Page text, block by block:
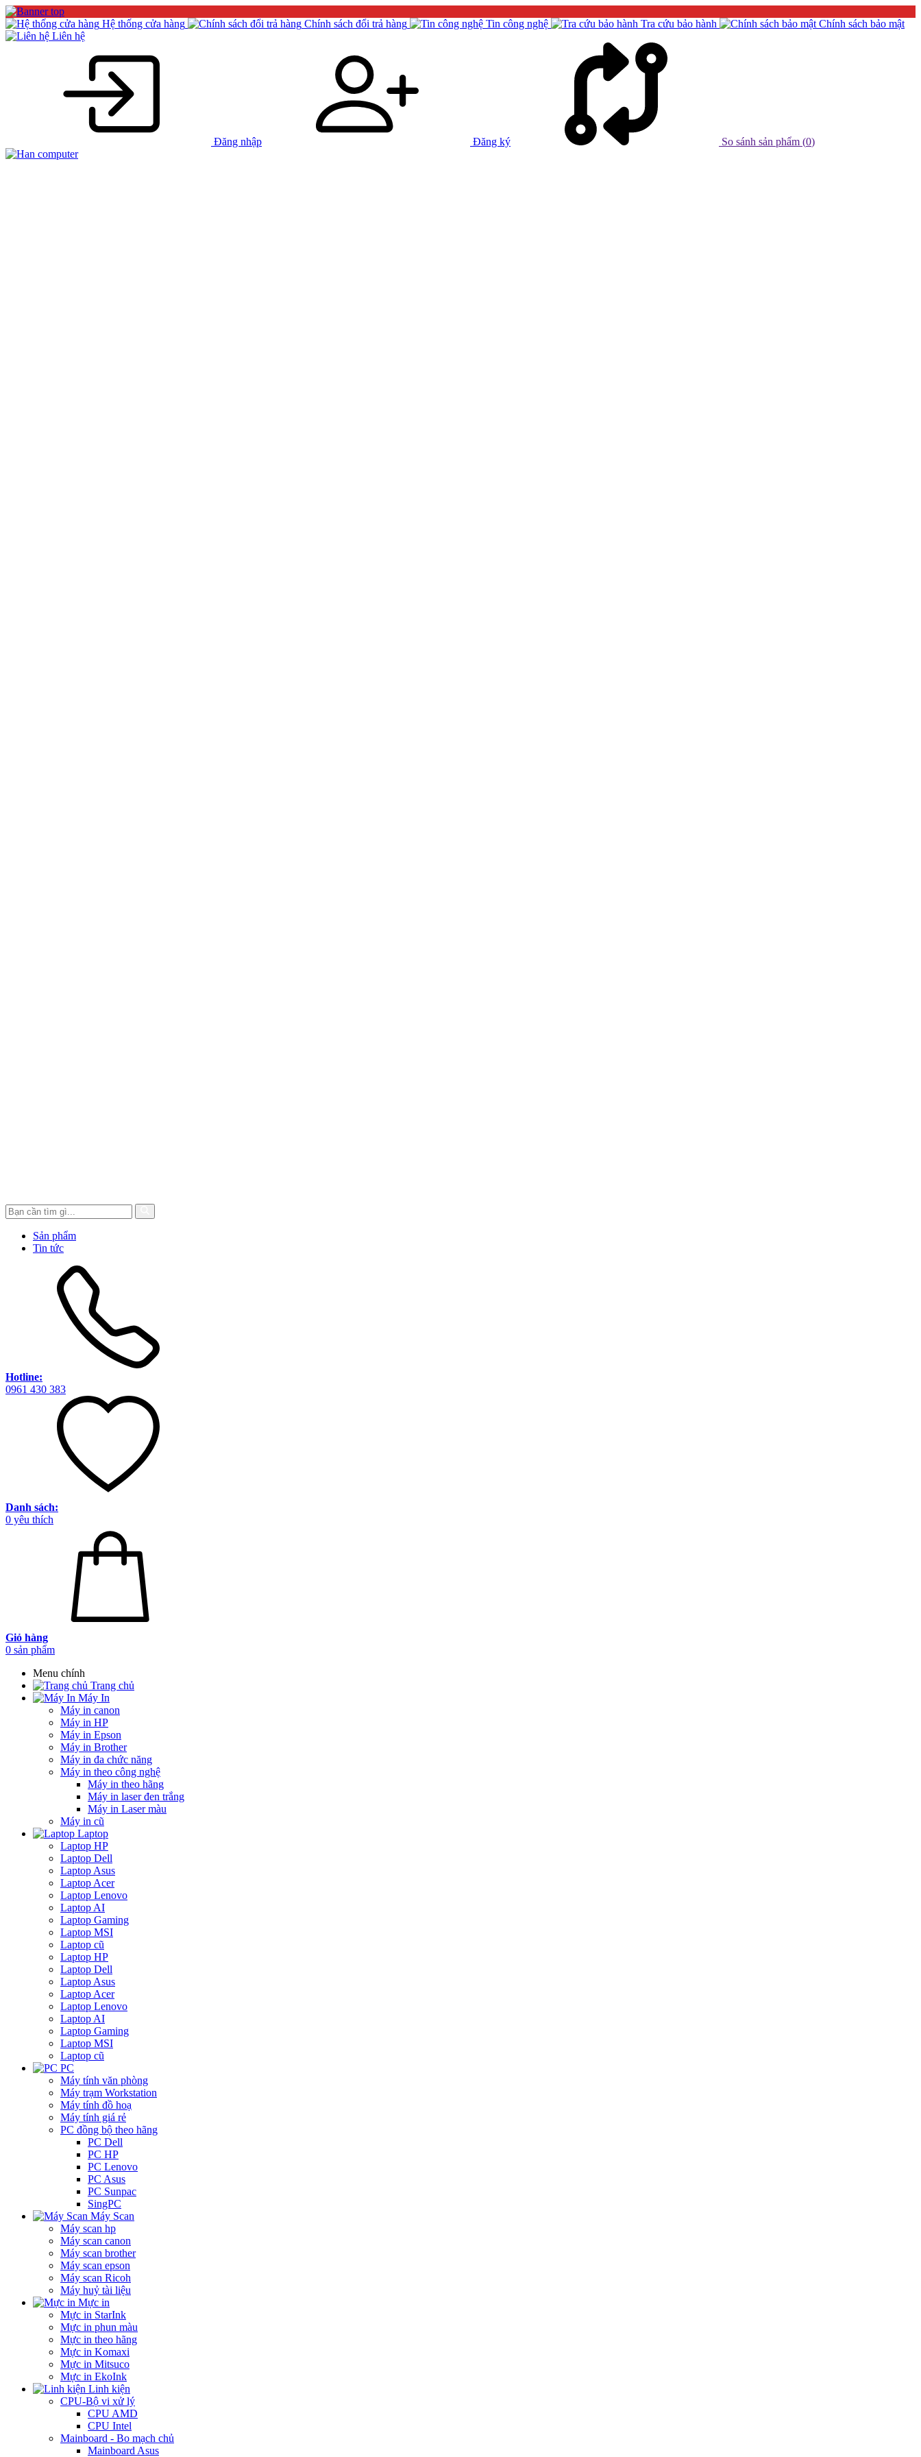
Hệ thống cửa hàng Chính sách đổi trả hàng Tin công nghệ Tra cứu bảo hành
Chính sách bảo mật
Liên hệ
Đăng nhập Đăng ký So sánh sản phẩm (0)
Sản phẩm
Tin tức
Hotline:
0961 430 383
Danh sách:
0 yêu thích
Giỏ hàng
0 sản phẩm
Menu chính
Trang chủ
Máy In
Máy in canon
Máy in HP
Máy in Epson
Máy in Brother
Máy in đa chức năng
Máy in theo công nghệ
Máy in theo hãng
Máy in laser đen trắng
Máy in Laser màu
Máy in cũ
Laptop
Laptop HP
Laptop Dell
Laptop Asus
Laptop Acer
Laptop Lenovo
Laptop AI
Laptop Gaming
Laptop MSI
Laptop cũ
Laptop HP
Laptop Dell
Laptop Asus
Laptop Acer
Laptop Lenovo
Laptop AI
Laptop Gaming
Laptop MSI
Laptop cũ
PC
Máy tính văn phòng
Máy trạm Workstation
Máy tính đồ hoạ
Máy tính giá rẻ
PC đồng bộ theo hãng
PC Dell
PC HP
PC Lenovo
PC Asus
PC Sunpac
SingPC
Máy Scan
Máy scan hp
Máy scan canon
Máy scan brother
Máy scan epson
Máy scan Ricoh
Máy huỷ tài liệu
Mực in
Mực in StarInk
Mực in phun màu
Mực in theo hãng
Mực in Komaxi
Mực in Mitsuco
Mực in EkoInk
Linh kiện
CPU-Bộ vi xử lý
CPU AMD
CPU Intel
Mainboard - Bo mạch chủ
Mainboard Asus